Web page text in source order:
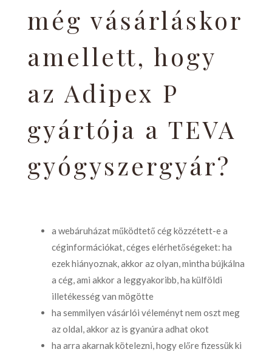
még vásárláskor
amellett, hogy
az Adipex P
gyártója a TEVA
gyógyszergyár?
a webáruházat működtető cég közzétett-e a
céginformációkat, céges elérhetőségeket: ha
ezek hiányoznak, akkor az olyan, mintha bújkálna
a cég, ami akkor a leggyakoribb, ha külföldi
illetékesség van mögötte
ha semmilyen vásárlói véleményt nem oszt meg
az oldal, akkor az is gyanúra adhat okot
ha arra akarnak kötelezni, hogy előre fizessük ki